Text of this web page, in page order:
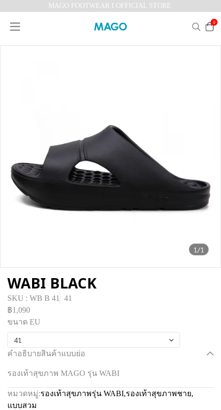
MAGO FOOTWEAR I OFFICIAL STORE
0
1/1
WABI BLACK
SKU : WB B 41
41
฿1,090
ขนาด EU
41
คำอธิบายสินค้าแบบย่อ
รองเท้าสุขภาพ MAGO รุ่น WABI
หมวดหมู่:รองเท้าสุขภาพรุ่น WABI,รองเท้าสุขภาพชาย,
แบบสวม